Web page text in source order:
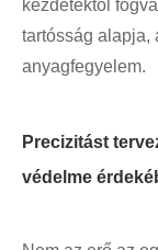
kezdetektől
tartósság alapja,
anyagfegyelem.
Precizitást
védelme